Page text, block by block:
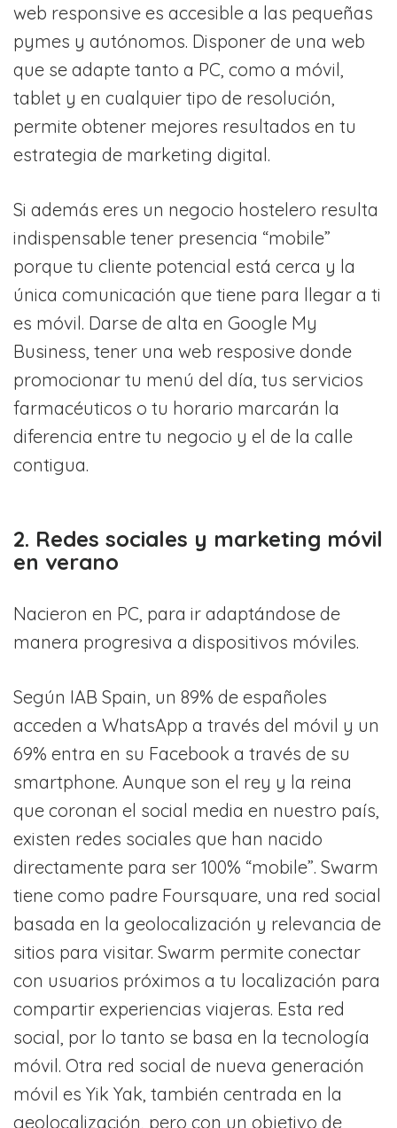
web responsive es accesible a las pequeñas
pymes y autónomos. Disponer de una web
que se adapte tanto a PC, como a móvil,
tablet y en cualquier tipo de resolución,
permite obtener mejores resultados en tu
estrategia de marketing digital.
Si además eres un negocio hostelero resulta
indispensable tener presencia “mobile”
porque tu cliente potencial está cerca y la
única comunicación que tiene para llegar a ti
es móvil. Darse de alta en Google My
Business, tener una web resposive donde
promocionar tu menú del día, tus servicios
farmacéuticos o tu horario marcarán la
diferencia entre tu negocio y el de la calle
contigua.
2. Redes sociales y marketing móvil
en verano
Nacieron en PC, para ir adaptándose de
manera progresiva a dispositivos móviles.
Según IAB Spain, un 89% de españoles
acceden a WhatsApp a través del móvil y un
69% entra en su Facebook a través de su
smartphone. Aunque son el rey y la reina
que coronan el social media en nuestro país,
existen redes sociales que han nacido
directamente para ser 100% “mobile”. Swarm
tiene como padre Foursquare, una red social
basada en la geolocalización y relevancia de
sitios para visitar. Swarm permite conectar
con usuarios próximos a tu localización para
compartir experiencias viajeras. Esta red
social, por lo tanto se basa en la tecnología
móvil. Otra red social de nueva generación
móvil es Yik Yak, también centrada en la
geolocalización, pero con un objetivo de